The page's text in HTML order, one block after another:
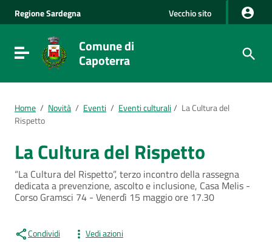
Vai alla navigazione del sito
Vai al Footer
RegioneSardegna Vecchio sito
Visualizza/nascondi menu di navigazione
Comune di
Capoterra
Home / Novità / Eventi / Eventi culturali / La Cultura del
Rispetto
La Cultura del Rispetto
“La Cultura del Rispetto”, terzo incontro della rassegna
dedicata a prevenzione, ascolto e inclusione, Casa Melis -
Corso Gramsci 74 - Venerdì 15 maggio ore 17.30
Condividi Vedi azioni